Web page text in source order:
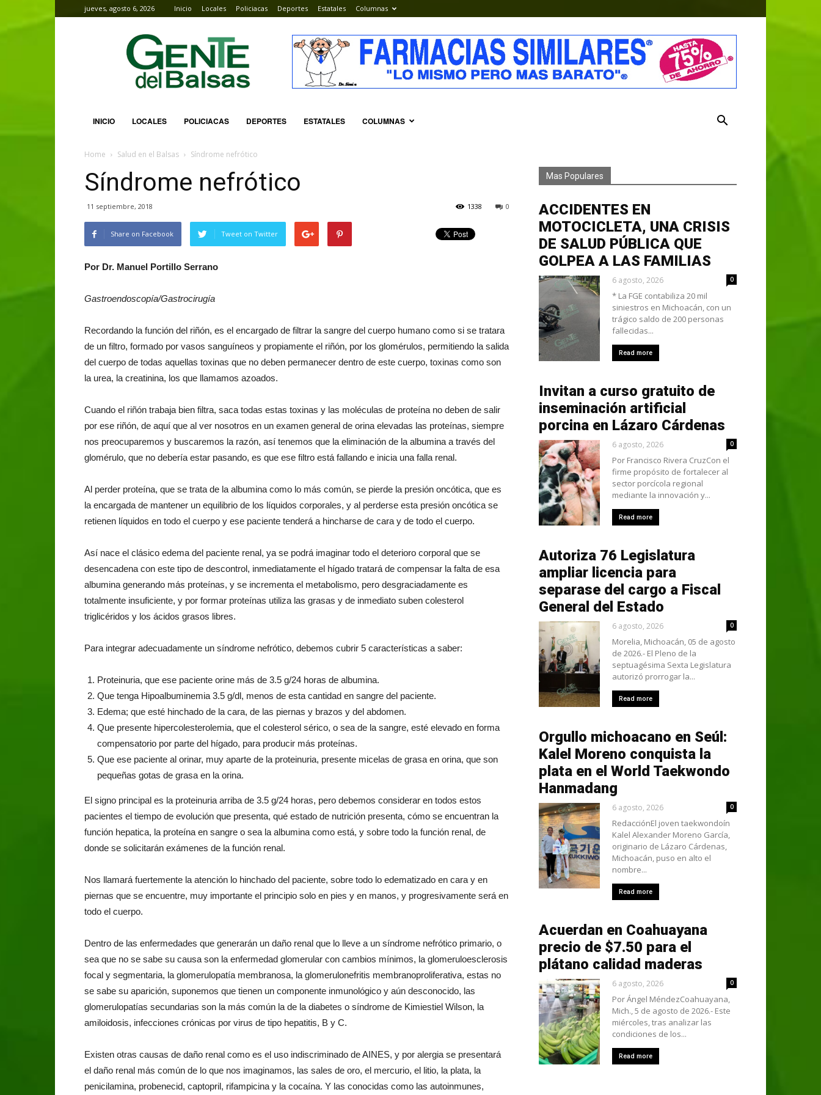
jueves, agosto 6, 2026 Inicio Locales Policiacas Deportes Estatales Columnas
Gente
del
Balsas
INICIO LOCALES POLICIACAS DEPORTES ESTATALES COLUMNAS
Home Salud en el Balsas Síndrome nefrótico
Síndrome nefrótico
11 septiembre, 2018 0
1338
Share on Facebook Tweet on Twitter
Por Dr. Manuel Portillo Serrano
Gastroendoscopía/Gastrocirugía
Recordando la función del riñón, es el encargado de filtrar la sangre del cuerpo humano como si se tratara
de un filtro, formado por vasos sanguíneos y propiamente el riñón, por los glomérulos, permitiendo la salida
del cuerpo de todas aquellas toxinas que no deben permanecer dentro de este cuerpo, toxinas como son
la urea, la creatinina, los que llamamos azoados.
Cuando el riñón trabaja bien filtra, saca todas estas toxinas y las moléculas de proteína no deben de salir
por ese riñón, de aquí que al ver nosotros en un examen general de orina elevadas las proteínas, siempre
nos preocuparemos y buscaremos la razón, así tenemos que la eliminación de la albumina a través del
glomérulo, que no debería estar pasando, es que ese filtro está fallando e inicia una falla renal.
Al perder proteína, que se trata de la albumina como lo más común, se pierde la presión oncótica, que es
la encargada de mantener un equilibrio de los líquidos corporales, y al perderse esta presión oncótica se
retienen líquidos en todo el cuerpo y ese paciente tenderá a hincharse de cara y de todo el cuerpo.
Así nace el clásico edema del paciente renal, ya se podrá imaginar todo el deterioro corporal que se
desencadena con este tipo de descontrol, inmediatamente el hígado tratará de compensar la falta de esa
albumina generando más proteínas, y se incrementa el metabolismo, pero desgraciadamente es
totalmente insuficiente, y por formar proteínas utiliza las grasas y de inmediato suben colesterol
triglicéridos y los ácidos grasos libres.
Para integrar adecuadamente un síndrome nefrótico, debemos cubrir 5 características a saber:
Proteinuria, que ese paciente orine más de 3.5 g/24 horas de albumina.
Que tenga Hipoalbuminemia 3.5 g/dl, menos de esta cantidad en sangre del paciente.
Edema; que esté hinchado de la cara, de las piernas y brazos y del abdomen.
Que presente hipercolesterolemia, que el colesterol sérico, o sea de la sangre, esté elevado en forma
compensatorio por parte del hígado, para producir más proteínas.
Que ese paciente al orinar, muy aparte de la proteinuria, presente micelas de grasa en orina, que son
pequeñas gotas de grasa en la orina.
El signo principal es la proteinuria arriba de 3.5 g/24 horas, pero debemos considerar en todos estos
pacientes el tiempo de evolución que presenta, qué estado de nutrición presenta, cómo se encuentran la
función hepatica, la proteína en sangre o sea la albumina como está, y sobre todo la función renal, de
donde se solicitarán exámenes de la función renal.
Nos llamará fuertemente la atención lo hinchado del paciente, sobre todo lo edematizado en cara y en
piernas que se encuentre, muy importante el principio solo en pies y en manos, y progresivamente será en
todo el cuerpo.
Dentro de las enfermedades que generarán un daño renal que lo lleve a un síndrome nefrótico primario, o
sea que no se sabe su causa son la enfermedad glomerular con cambios mínimos, la glomeruloesclerosis
focal y segmentaria, la glomerulopatía membranosa, la glomerulonefritis membranoproliferativa, estas no
se sabe su aparición, suponemos que tienen un componente inmunológico y aún desconocido, las
glomerulopatías secundarias son la más común la de la diabetes o síndrome de Kimiestiel Wilson, la
amiloidosis, infecciones crónicas por virus de tipo hepatitis, B y C.
Existen otras causas de daño renal como es el uso indiscriminado de AINES, y por alergia se presentará
el daño renal más común de lo que nos imaginamos, las sales de oro, el mercurio, el litio, la plata, la
penicilamina, probenecid, captopril, rifampicina y la cocaína. Y las conocidas como las autoinmunes,
Mas Populares
ACCIDENTES EN
MOTOCICLETA, UNA CRISIS
DE SALUD PÚBLICA QUE
GOLPEA A LAS FAMILIAS
6 agosto, 2026 0
* La FGE contabiliza 20 mil
siniestros en Michoacán, con un
trágico saldo de 200 personas
fallecidas...
Read more
Invitan a curso gratuito de
inseminación artificial
porcina en Lázaro Cárdenas
6 agosto, 2026 0
Por Francisco Rivera CruzCon el
firme propósito de fortalecer al
sector porcícola regional
mediante la innovación y...
Read more
Autoriza 76 Legislatura
ampliar licencia para
separase del cargo a Fiscal
General del Estado
6 agosto, 2026 0
Morelia, Michoacán, 05 de agosto
de 2026.- El Pleno de la
septuagésima Sexta Legislatura
autorizó prorrogar la...
Read more
Orgullo michoacano en Seúl:
Kalel Moreno conquista la
plata en el World Taekwondo
Hanmadang
6 agosto, 2026 0
RedacciónEl joven taekwondoín
Kalel Alexander Moreno García,
originario de Lázaro Cárdenas,
Michoacán, puso en alto el
nombre...
Read more
Acuerdan en Coahuayana
precio de $7.50 para el
plátano calidad maderas
6 agosto, 2026 0
Por Ángel MéndezCoahuayana,
Mich., 5 de agosto de 2026.- Este
miércoles, tras analizar las
condiciones de los...
Read more